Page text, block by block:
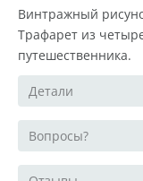
Винтражный
Трафарет из
путешественника.
Детали
Вопросы?